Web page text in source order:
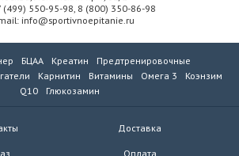
(499) 550-95-98, 8 (800) 350-86-98
info@sportivnoepitanie.ru
БЦАА Креатин
Предтренировочные
Карнитин Витамины Омега 3
Коэнзим
Q10
Глюкозамин
Доставка
Оплата